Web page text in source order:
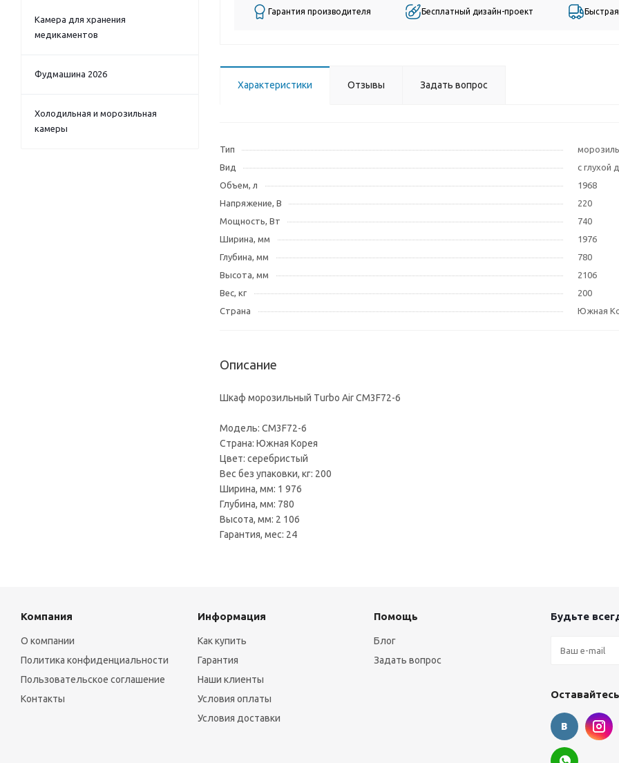
Гарантия производителя Бесплатный дизайн-проект
Характеристики Отзывы Задать вопрос
Тип
Вид
с глухой
Объем, л
1968
Напряжение, В
220
Мощность, Вт
740
Ширина, мм
1976
Глубина, мм
780
Высота, мм
2106
Вес, кг
200
Страна
Южная
Описание
Шкаф морозильный Turbo Air CM3F72-6
Модель: CM3F72-6
Страна: Южная Корея
Цвет: серебристый
Вес без упаковки, кг: 200
Ширина, мм: 1 976
Глубина, мм: 780
Высота, мм: 2 106
Гарантия, мес: 24
Камера для хранения
медикаментов
Фудмашина 2026
Холодильная и морозильная
камеры
Компания
О компании
Политика конфиденциальности
Пользовательское соглашение
Контакты
Информация
Как купить
Гарантия
Наши клиенты
Условия оплаты
Условия доставки
Помощь
Блог
Задать вопрос
Будьте